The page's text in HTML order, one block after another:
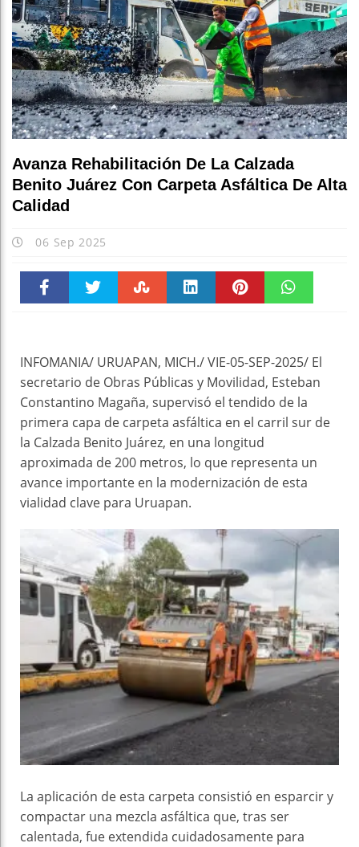
Avanza Rehabilitación De La Calzada
Benito Juárez Con Carpeta Asfáltica De Alta
Calidad
06 Sep 2025
INFOMANIA/ URUAPAN, MICH./ VIE-05-SEP-2025/ El
secretario de Obras Públicas y Movilidad, Esteban
Constantino Magaña, supervisó el tendido de la
primera capa de carpeta asfáltica en el carril sur de
la Calzada Benito Juárez, en una longitud
aproximada de 200 metros, lo que representa un
avance importante en la modernización de esta
vialidad clave para Uruapan.
La aplicación de esta carpeta consistió en esparcir y
compactar una mezcla asfáltica que, tras ser
calentada, fue extendida cuidadosamente para